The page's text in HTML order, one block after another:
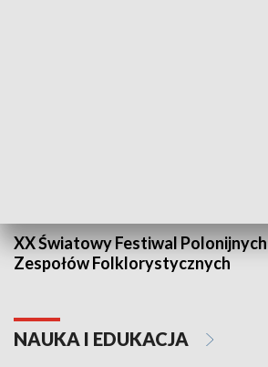
XX Światowy Festiwal Polonijnych
Zespołów Folklorystycznych
NAUKA I EDUKACJA